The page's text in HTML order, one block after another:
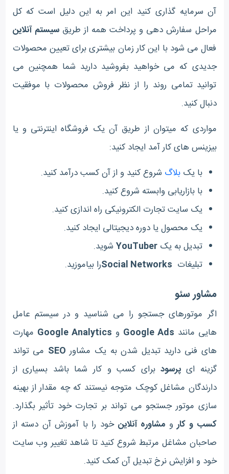
آن سرمایه گذاری کنید این امر به این دلیل است که کل
مراحل سفارش دهی و پرداخت همه از طریقسیستم آنلاین
فعال می شود با این کار زمان بیشتری برای تعیین محصولات
جدیدی که می خواهید بفروشید دارید شما همچنین می
توانید تمامی روند را از نظر فروش محصولات با موفقیت
دنبال کنید.
مواردی که میتوان از طریق آن یک فروشگاه اینترنتی و یا
بیزینس های کار آمد ایجاد کنید:
با یکبلاگ شروع کنید و از آن کسب درآمد کنید.
با بازاریابی وابسته شروع کنید.
یک سایت تجارت الکترونیکی راه اندازی کنید.
یک محصول یا دوره دیجیتالی ایجاد کنید.
تبدیل به یکYouTuber شوید.
تبلیغات Social Networksرا بیاموزید.
مشاور سئو
اگر موتورهای جستجو را می شناسید و در سیستم عامل
هایی مانند Google Ads و Google Analytics مهارت
های فنی دارید تبدیل شدن به یک مشاور SEO می تواند
گزینه ای پرسودبرای کسب و کار شما باشد بسیاری از
دارندگان مشاغل کوچک متوجه نیستند که چه مقدار از بهینه
سازی موتور جستجو می تواند بر تجارت خود تأثیر بگذارد.
کسب و کارو مشاوره آنلاین خود را با آموزش آن دسته از
صاحبان مشاغل مرتبط شروع کنید تا شاهد تغییر وب سایت
خود و افزایش نرخ تبدیل آن کمک کنید.